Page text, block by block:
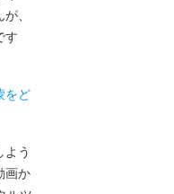
、
す
をど
う
画か